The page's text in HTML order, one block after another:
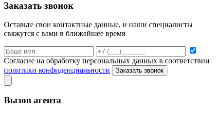
Заказать звонок
Оставьте свои контактные данные, и наши специалисты
свяжутся с вами в ближайшее время
Согласие на обработку персональных данных в соответствии
политики конфиденциальности
Заказать звонок
Вызов агента